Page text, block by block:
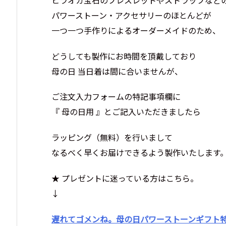
パワーストーン・アクセサリーのほとんどが
一つ一つ手作りによるオーダーメイドのため、
どうしても製作にお時間を頂戴しており
母の日 当日着は間に合いませんが、
ご注文入力フォームの特記事項欄に
『 母の日用 』とご記入いただきましたら
ラッピング（無料）を行いまして
なるべく早くお届けできるよう製作いたします
★ プレゼントに迷っている方はこちら。
↓
遅れてゴメンね。母の日パワーストーンギフト